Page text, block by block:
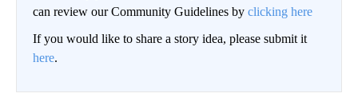
can review our Community Guidelines by clicking here
If you would like to share a story idea, please submit it
here.